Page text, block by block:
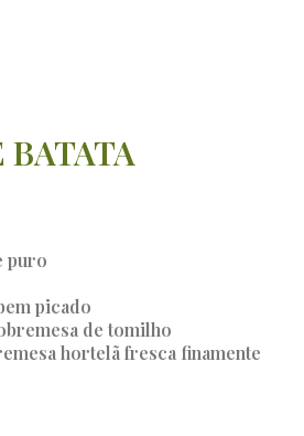
BATATA
puro
picado
de tomilho
hortelã fresca finamente